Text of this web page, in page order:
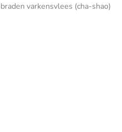
varkensvlees (cha-shao)